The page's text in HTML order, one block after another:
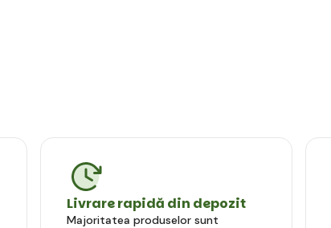
Livrare rapidă din depozit
Majoritatea produselor sunt